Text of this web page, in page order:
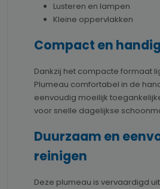
Lusteren en lampen
Kleine oppervlakken
Compact en
Dankzij het compacte formaat
Plumeau comfortabel in de
eenvoudig moeilijk
voor snelle dagelijkse
Duurzaam en
reinigen
Deze plumeau is vervaardigd